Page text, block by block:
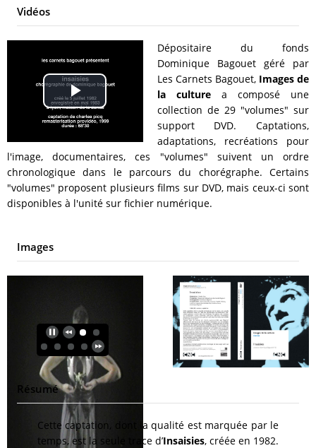
Vidéos
Play
Video
Dépositaire du fonds
Dominique Bagouet géré par
Les Carnets Bagouet, Images de
la culture a composé une
collection de 29 "volumes" sur
support DVD. Captations,
adaptations, recréations pour
l'image, documentaires, ces "volumes" suivent un ordre
chronologique dans le parcours du chorégraphe. Certains
"volumes" proposent plusieurs films sur DVD, mais ceux-ci sont
disponibles à l'unité sur fichier numérique.
Images
Résumé
Cette captation, dont la qualité est marquée par le
temps, est la seule trace d’Insaisies, créée en 1982.